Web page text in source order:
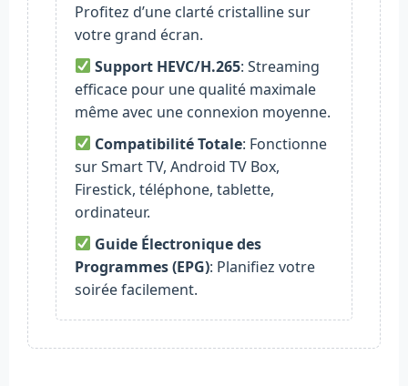
Profitez d’une clarté cristalline sur
votre grand écran.
Support HEVC/H.265: Streaming
efficace pour une qualité maximale
même avec une connexion moyenne.
Compatibilité Totale: Fonctionne
sur Smart TV, Android TV Box,
Firestick, téléphone, tablette,
ordinateur.
Guide Électronique des
Programmes (EPG): Planifiez votre
soirée facilement.